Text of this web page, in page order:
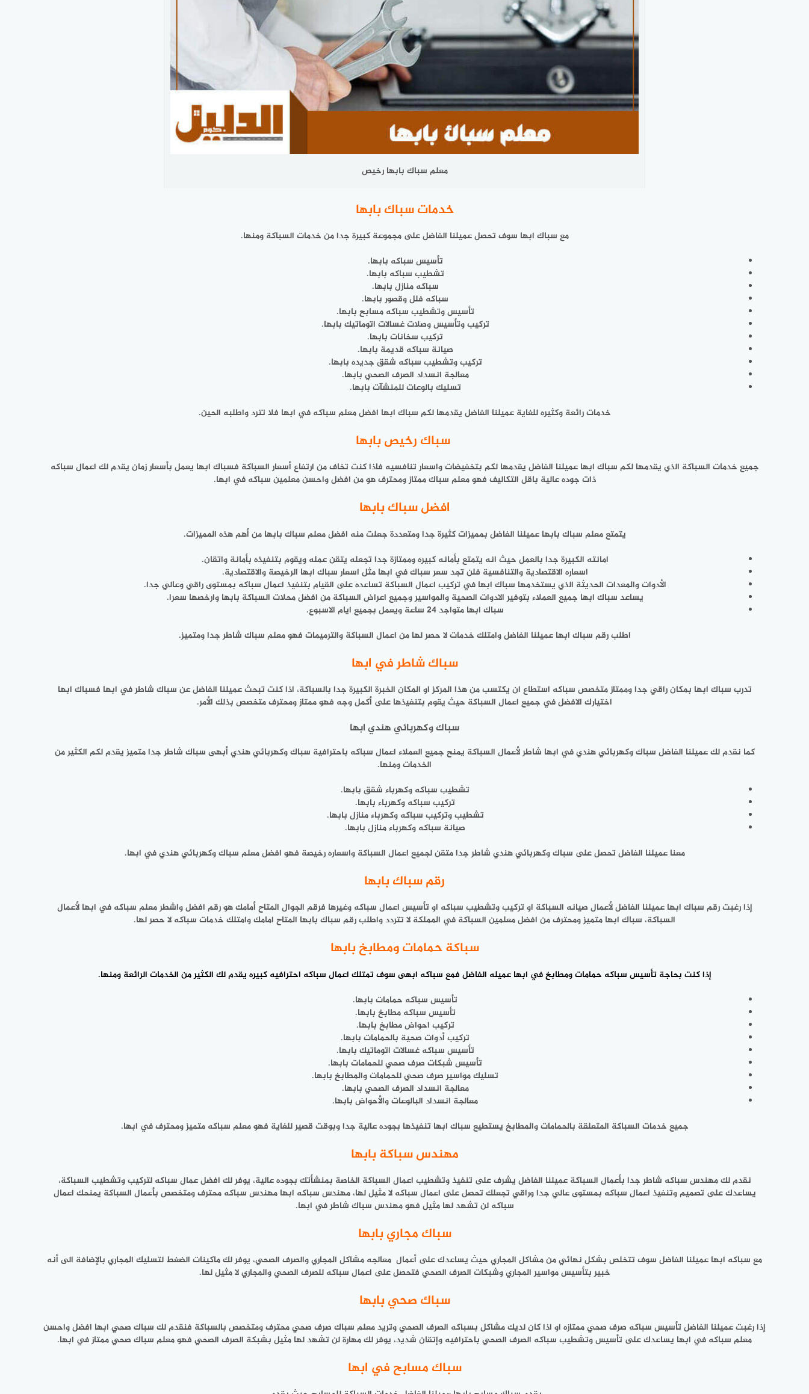
معلم سباك بابها رخيص
خدمات سباك بابها
مع سباك ابها سوف تحصل عميلنا الفاضل على مجموعة كبيرة جدا من خدمات السباكة ومنها.
تأسيس سباكه بابها.
تشطيب سباكه بابها.
سباكه منازل بابها.
سباكه فلل وقصور بابها.
تأسيس وتشطيب سباكه مسابح بابها.
تركيب وتأسيس وصلات غسالات اتوماتيك بابها.
تركيب سخانات بابها.
صيانة سباكه قديمة بابها.
تركيب وتشطيب سباكه شقق جديده بابها.
معالجة انسداد الصرف الصحي بابها.
تسليك بالوعات للمنشآت بابها.
خدمات رائعة وكثيره للغاية عميلنا الفاضل يقدمها لكم سباك ابها افضل معلم سباكه في ابها فلا تترد واطلبه الحين.
سباك رخيص بابها
جميع خدمات السباكة الذي يقدمها لكم سباك ابها عميلنا الفاضل يقدمها لكم بتخفيضات واسعار تنافسيه فاذا كنت تخاف من ارتفاع أسعار السباكة فسباك ابها يعمل بأسعار زمان يقدم لك اعمال سباكه
ذات جوده عالية باقل التكاليف فهو معلم سباك ممتاز ومحترف هو من افضل واحسن معلمين سباكه في ابها.
افضل سباك بابها
يتمتع معلم سباك بابها عميلنا الفاضل بمميزات كثيرة جدا ومتعددة جعلت منه افضل معلم سباك بابها من أهم هذه المميزات.
امانته الكبيرة جدا بالعمل حيث انه يتمتع بأمانه كبيره وممتازة جدا تجعله يتقن عمله ويقوم بتنفيذه بأمانة واتقان.
اسعاره الاقتصادية والتنافسية فلن تجد سعر سباك في ابها مثل اسعار سباك ابها الرخيصة والاقتصادية.
الأدوات والمعدات الحديثة الذي يستخدمها سباك ابها في تركيب اعمال السباكة تساعده على القيام بتنفيذ اعمال سباكه بمستوى راقي وعالي جدا.
يساعد سباك ابها جميع العملاء بتوفير الادوات الصحية والمواسير وجميع اعراض السباكة من افضل محلات السباكة بابها وارخصها سعرا.
سباك ابها متواجد 24 ساعة ويعمل بجميع ايام الاسبوع.
اطلب رقم سباك ابها عميلنا الفاضل وامتلك خدمات لا حصر لها من اعمال السباكة والترميمات فهو معلم سباك شاطر جدا ومتميز.
سباك شاطر في ابها
تدرب سباك ابها بمكان راقي جدا وممتاز متخصص سباكه استطاع ان يكتسب من هذا المركز او المكان الخبرة الكبيرة جدا بالسباكة، اذا كنت تبحث عميلنا الفاضل عن سباك شاطر في ابها فسباك ابها
اختيارك الافضل في جميع اعمال السباكة حيث يقوم بتنفيذها على أكمل وجه فهو ممتاز ومحترف متخصص بذلك الأمر.
سباك وكهربائي هندي ابها
كما نقدم لك عميلنا الفاضل سباك وكهربائي هندي في ابها شاطر لأعمال السباكة يمنح جميع العملاء اعمال سباكه باحترافية سباك وكهربائي هندي أبهى سباك شاطر جدا متميز يقدم لكم الكثير من
الخدمات ومنها.
تشطيب سباكه وكهرباء شقق بابها.
تركيب سباكه وكهرباء بابها.
تشطيب وتركيب سباكه وكهرباء منازل بابها.
صيانة سباكه وكهرباء منازل بابها.
معنا عميلنا الفاضل تحصل على سباك وكهربائي هندي شاطر جدا متقن لجميع اعمال السباكة واسعاره رخيصة فهو افضل معلم سباك وكهربائي هندي في ابها.
رقم سباك بابها
إذا رغبت رقم سباك ابها عميلنا الفاضل لأعمال صيانه السباكة او تركيب وتشطيب سباكه او تأسيس اعمال سباكه وغيرها فرقم الجوال المتاح أمامك هو رقم افضل واشطر معلم سباكه في ابها لأعمال
السباكة، سباك ابها متميز ومحترف من افضل معلمين السباكة في المملكة لا تتردد واطلب رقم سباك بابها المتاح امامك وامتلك خدمات سباكه لا حصر لها.
سباكة حمامات ومطابخ بابها
إذا كنت بحاجةتأسيس سباكه حمامات ومطابخفي ابها عميله الفاضل فمع سباكه ابهى سوف تمتلك اعمال سباكه احترافيه كبيره يقدم لك الكثير من الخدمات الرائعة ومنها.
تأسيس سباكه حمامات بابها.
تأسيس سباكه مطابخ بابها.
تركيب احواض مطابخ بابها.
تركيب أدوات صحية بالحمامات بابها.
تأسيس سباكه غسالات اتوماتيك بابها.
تأسيس شبكات صرف صحي للحمامات بابها.
تسليك مواسير صرف صحي للحمامات والمطابخ بابها.
معالجة انسداد الصرف الصحي بابها.
معالجة انسداد البالوعات والأحواض بابها.
جميع خدمات السباكة المتعلقة بالحمامات والمطابخ يستطيع سباك ابها تنفيذها بجوده عالية جدا وبوقت قصير للغاية فهو معلم سباكه متميز ومحترف في ابها.
مهندس سباكة بابها
نقدم لك مهندس سباكه شاطر جدا بأعمال السباكة عميلنا الفاضل يشرف على تنفيذ وتشطيب اعمال السباكة الخاصة بمنشأتك بجوده عالية، يوفر لك افضل عمال سباكه لتركيب وتشطيب السباكة،
يساعدك على تصميم وتنفيذ اعمال سباكه بمستوى عالي جدا وراقي تجعلك تحصل على اعمال سباكه لا مثيل لها، مهندس سباكه ابها مهندس سباكه محترف ومتخصص بأعمال السباكة يمنحك اعمال
سباكه لن تشهد لها مثيل فهو مهندس سباك شاطر في ابها.
سباك مجاري بابها
مع سباكه ابها عميلنا الفاضل سوف تتخلص بشكل نهائي من مشاكل المجاري حيث يساعدك على أعمال معالجه مشاكل المجاري والصرف الصحي، يوفر لك ماكينات الضغط لتسليك المجاري بالإضافة الى أنه
خبير بتأسيس مواسير المجاري وشبكات الصرف الصحي فتحصل على اعمال سباكه للصرف الصحي والمجاري لا مثيل لها.
سباك صحي بابها
إذا رغبت عميلنا الفاضل تأسيس سباكه صرف صحي ممتازه او اذا كان لديك مشاكل بسباكه الصرف الصحي وتريد معلم سباك صرف صحي محترف ومتخصص بالسباكة فنقدم لك سباك صحي ابها افضل واحسن
معلم سباكه في ابها يساعدك على تأسيس وتشطيب سباكه الصرف الصحي باحترافيه وإتقان شديد، يوفر لك مهارة لن تشهد لها مثيل بشبكة الصرف الصحي فهو معلم سباك صحي ممتاز في ابها.
سباك مسابح في ابها